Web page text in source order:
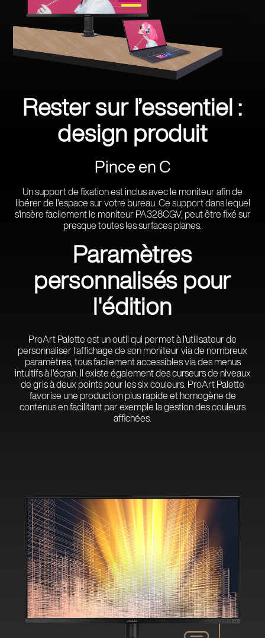
Rester sur l’essentiel :
design produit
Pince en C
Un support de fixation est inclus avec le moniteur afin de
libérer de l'espace sur votre bureau. Ce support dans lequel
s'insère facilement le moniteur PA328CGV, peut être fixé sur
presque toutes les surfaces planes.
Paramètres
personnalisés pour
l'édition
ProArt Palette est un outil qui permet à l'utilisateur de
personnaliser l'affichage de son moniteur via de nombreux
paramètres, tous facilement accessibles via des menus
intuitifs à l'écran. Il existe également des curseurs de niveaux
de gris à deux points pour les six couleurs. ProArt Palette
favorise une production plus rapide et homogène de
contenus en facilitant par exemple la gestion des couleurs
affichées.